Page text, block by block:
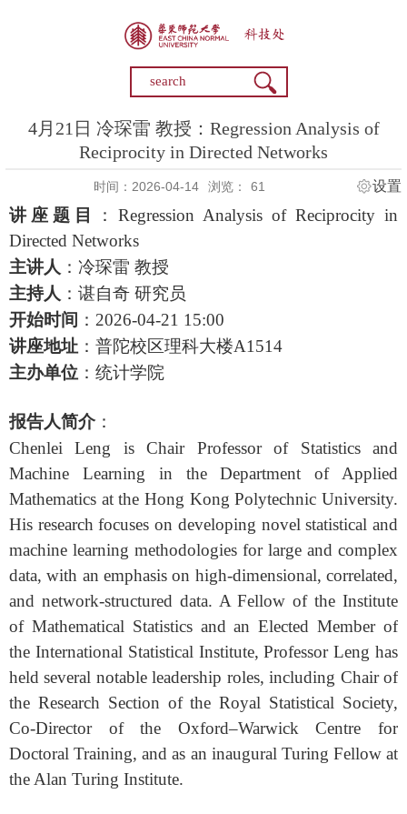
4月21日 冷琛雷 教授：Regression Analysis of
Reciprocity in Directed Networks
时间：2026-04-14 浏览： 61 设置
讲座题目 ： Regression Analysis of Reciprocity in
Directed Networks
主讲人 ：冷琛雷 教授
主持人 ：谌自奇 研究员
开始时间 ： 2026-04-21 1 5:00
讲座地址 ：普陀校区理科大楼A1514
主办单位 ：统计学院
报告人简介：
Chenlei Leng is Chair Professor of Statistics and
Machine Learning in the Department of Applied
Mathematics at the Hong Kong Polytechnic University.
His research focuses on developing novel statistical and
machine learning methodologies for large and complex
data, with an emphasis on high-dimensional, correlated,
and network-structured data. A Fellow of the Institute
of Mathematical Statistics and an Elected Member of
the International Statistical Institute, Professor Leng has
held several notable leadership roles, including Chair of
the Research Section of the Royal Statistical Society,
Co-Director of the Oxford–Warwick Centre for
Doctoral Training, and as an inaugural Turing Fellow at
the Alan Turing Institute.